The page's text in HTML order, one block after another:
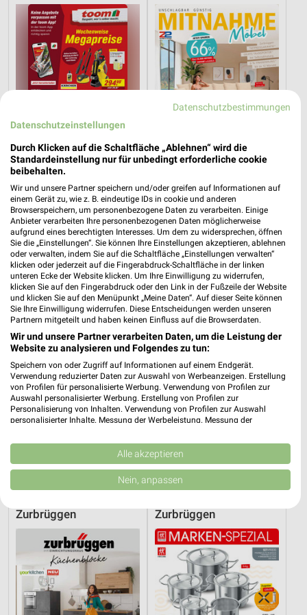
8,6 km
Angebote ab 01.08.
Noch heute gültig
76,9 km
Angebote ab 11.07.
Noch morgen gültig
Opti Wohnwelt
47,6 km
Hot Sommer Sale
Kaufland
Angebote ab 06.08.
Gültig bis Mi. 12.08.
Zurbrüggen Zurbrüggen
Datenschutzbestimmungen
Datenschutzeinstellungen
Durch Klicken auf die Schaltfläche „Ablehnen“ wird die
Standardeinstellung nur für unbedingt erforderliche cookie
beibehalten.
Wir und unsere Partner speichern und/oder greifen auf Informationen auf
einem Gerät zu, wie z. B. eindeutige IDs in cookie und anderen
Browserspeichern, um personenbezogene Daten zu verarbeiten. Einige
Anbieter verarbeiten Ihre personenbezogenen Daten möglicherweise
aufgrund eines berechtigten Interesses. Um dem zu widersprechen, öffnen
Sie die „Einstellungen“. Sie können Ihre Einstellungen akzeptieren, ablehnen
oder verwalten, indem Sie auf die Schaltfläche „Einstellungen verwalten“
klicken oder jederzeit auf die Fingerabdruck-Schaltfläche in der linken
unteren Ecke der Website klicken. Um Ihre Einwilligung zu widerrufen,
klicken Sie auf den Fingerabdruck oder den Link in der Fußzeile der Website
und klicken Sie auf den Menüpunkt „Meine Daten“. Auf dieser Seite können
Sie Ihre Einwilligung widerrufen. Diese Entscheidungen werden unseren
Partnern mitgeteilt und haben keinen Einfluss auf die Browserdaten.
Wir und unsere Partner verarbeiten Daten, um die Leistung der
Website zu analysieren und Folgendes zu tun:
Speichern von oder Zugriff auf Informationen auf einem Endgerät.
Verwendung reduzierter Daten zur Auswahl von Werbeanzeigen. Erstellung
von Profilen für personalisierte Werbung. Verwendung von Profilen zur
Auswahl personalisierter Werbung. Erstellung von Profilen zur
Personalisierung von Inhalten. Verwendung von Profilen zur Auswahl
personalisierter Inhalte. Messung der Werbeleistung. Messung der
Kombinationen von Daten aus verschiedenen Quellen. Entwicklung und
Verbesserung der Angebote. Verwendung reduzierter Daten zur Auswahl
von Inhalten.
Daten können außerhalb der Europäischen Union weitergegeben und in die
USA gesendet werden.
Website/App.
Partnerliste anzeigen (1 IAB-Anbieter)
Wir nutzen Ihre Daten für folgende Zwecke:
IAB-Verarbeitungszwecke:
Speichern von oder Zugriff auf Informationen
auf einem Endgerät
Alle akzeptieren
Nein, anpassen